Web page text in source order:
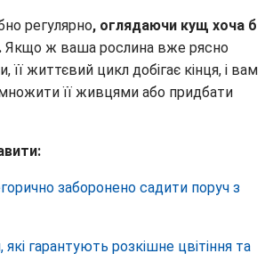
регулярно, оглядаючи кущ хоча б
Якщо ж ваша рослина вже рясно
її життєвий цикл добігає кінця, і вам
її живцями або придбати
заборонено садити поруч з
які гарантують розкішне цвітіння та